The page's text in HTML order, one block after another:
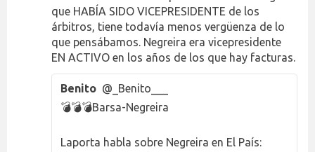
que HABÍA SIDO VICEPRESIDENTE de los
árbitros, tiene todavía menos vergüenza de lo
que pensábamos. Negreira era vicepresidente
EN ACTIVO en los años de los que hay facturas.
Benito @_Benito___
💣💣💣Barsa-Negreira
Laporta habla sobre Negreira en El País: